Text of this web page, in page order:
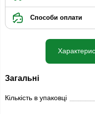
Способи оплати
Загальні
Кількість в упаковці